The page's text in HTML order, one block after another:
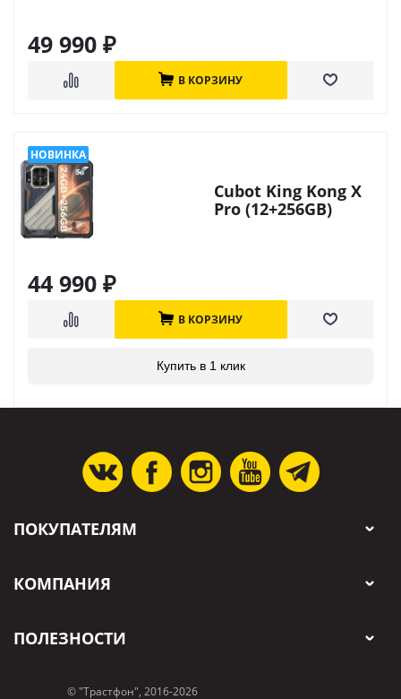
49 990 ₽
В КОРЗИНУ
Cubot King Kong X
Pro (12+256GB)
44 990 ₽
В КОРЗИНУ
Купить в 1 клик
ПОКУПАТЕЛЯМ
КОМПАНИЯ
ПОЛЕЗНОСТИ
© "Трастфон", 2016-2026